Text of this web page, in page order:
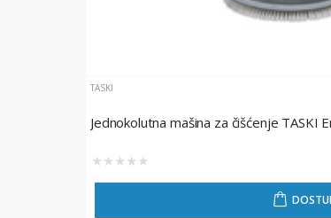
TASKI
Jednokolutna mašina za čišćenje TASKI
★ ★ ★ ★ ★